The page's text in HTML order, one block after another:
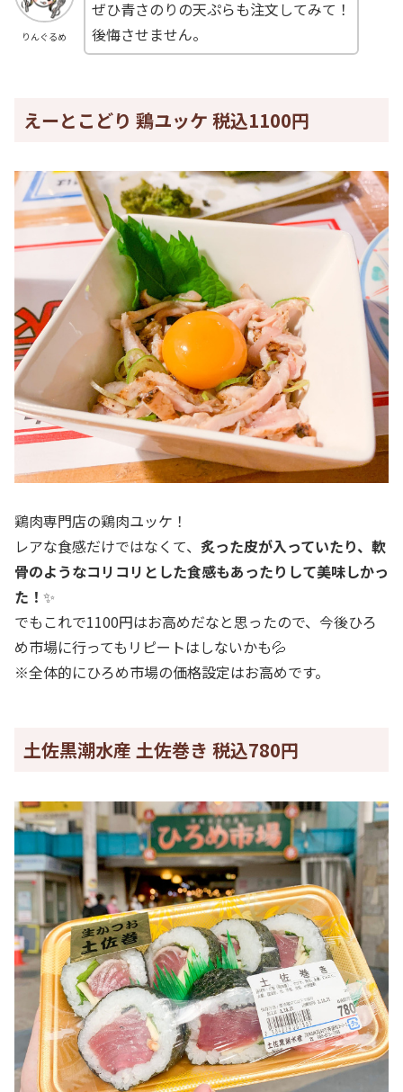
りんぐるめ
ぜひ青さのりの天ぷらも注文してみて！
後悔させません。
えーとこどり 鶏ユッケ 税込1100円
鶏肉専門店の鶏肉ユッケ！
レアな食感だけではなくて、 炙った皮が入っていたり、軟
骨のようなコリコリとした食感もあったりして美味しかっ
た！ ✨
でもこれで1100円はお高めだなと思ったので、今後ひろ
め市場に行ってもリピートはしないかも💦
※全体的にひろめ市場の価格設定はお高めです。
土佐黒潮水産 土佐巻き 税込780円